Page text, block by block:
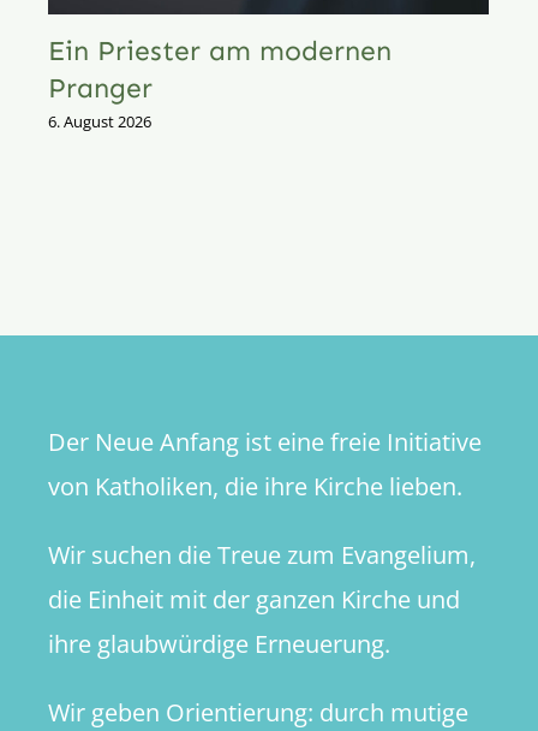
Ein Priester am modernen
Pranger
6. August 2026
Der Neue Anfang ist eine freie Initiative
von Katholiken, die ihre Kirche lieben.
Wir suchen die Treue zum Evangelium,
die Einheit mit der ganzen Kirche und
ihre glaubwürdige Erneuerung.
Wir geben Orientierung: durch mutige